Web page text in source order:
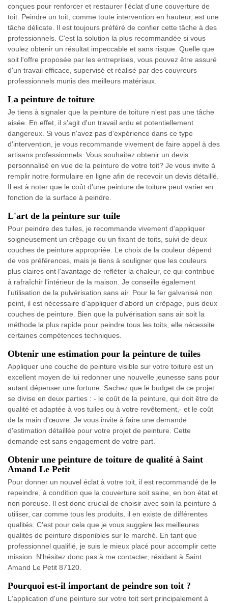
conçues pour renforcer et restaurer l'éclat d'une couverture de
toit. Peindre un toit, comme toute intervention en hauteur, est une
tâche délicate. Il est toujours préféré de confier cette tâche à des
professionnels. C'est la solution la plus recommandée si vous
voulez obtenir un résultat impeccable et sans risque. Quelle que
soit l'offre proposée par les entreprises, vous pouvez être assuré
d'un travail efficace, supervisé et réalisé par des couvreurs
professionnels munis des meilleurs matériaux.
La peinture de toiture
Je tiens à signaler que la peinture de toiture n'est pas une tâche
aisée. En effet, il s'agit d'un travail ardu et potentiellement
dangereux. Si vous n'avez pas d'expérience dans ce type
d'intervention, je vous recommande vivement de faire appel à des
artisans professionnels. Vous souhaitez obtenir un devis
personnalisé en vue de la peinture de votre toit? Je vous invite à
remplir notre formulaire en ligne afin de recevoir un devis détaillé.
Il est à noter que le coût d'une peinture de toiture peut varier en
fonction de la surface à peindre.
L'art de la peinture sur tuile
Pour peindre des tuiles, je recommande vivement d'appliquer
soigneusement un crêpage ou un fixant de toits, suivi de deux
couches de peinture appropriée. Le choix de la couleur dépend
de vos préférences, mais je tiens à souligner que les couleurs
plus claires ont l'avantage de refléter la chaleur, ce qui contribue
à rafraîchir l'intérieur de la maison. Je conseille également
l'utilisation de la pulvérisation sans air. Pour le fer galvanisé non
peint, il est nécessaire d'appliquer d'abord un crêpage, puis deux
couches de peinture. Bien que la pulvérisation sans air soit la
méthode la plus rapide pour peindre tous les toits, elle nécessite
certaines compétences techniques.
Obtenir une estimation pour la peinture de tuiles
Appliquer une couche de peinture visible sur votre toiture est un
excellent moyen de lui redonner une nouvelle jeunesse sans pour
autant dépenser une fortune. Sachez que le budget de ce projet
se divise en deux parties : - le coût de la peinture, qui doit être de
qualité et adaptée à vos tuiles ou à votre revêtement,- et le coût
de la main d'œuvre. Je vous invite à faire une demande
d'estimation détaillée pour votre projet de peinture. Cette
demande est sans engagement de votre part.
Obtenir une peinture de toiture de qualité à Saint
Amand Le Petit
Pour donner un nouvel éclat à votre toit, il est recommandé de le
repeindre, à condition que la couverture soit saine, en bon état et
non poreuse. Il est donc crucial de choisir avec soin la peinture à
utiliser, car comme tous les produits, il en existe de différentes
qualités. C'est pour cela que je vous suggère les meilleures
qualités de peinture disponibles sur le marché. En tant que
professionnel qualifié, je suis le mieux placé pour accomplir cette
mission. N'hésitez donc pas à me contacter, résidant à Saint
Amand Le Petit 87120.
Pourquoi est-il important de peindre son toit ?
L'application d'une peinture sur votre toit sert principalement à